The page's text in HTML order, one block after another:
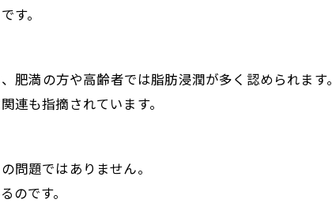
す。
肥満の方や高齢者では脂肪浸潤が多く認められます。
連も指摘されています。
問題ではありません。
のです。